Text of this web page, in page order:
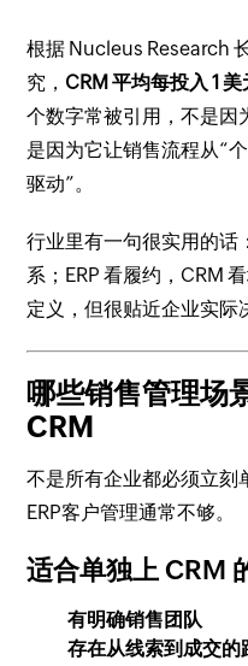
根据 Nucleus Research
究， CRM 平均每投入 1
个数字常被引用，不是因
是因为它让销售流程从“
驱动”。
行业里有一句很实用的话
系；ERP 看履约，CRM
定义，但很贴近企业实际
哪些销售管理场
CRM
不是所有企业都必须立刻
ERP客户管理通常不够。
适合单独上 CRM
有明确销售团队
存在从线索到成交的